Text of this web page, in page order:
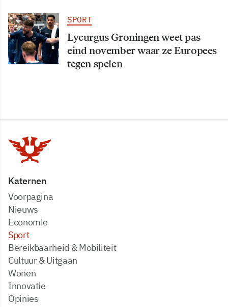
SPORT
Lycurgus Groningen weet pas
eind november waar ze Europees
tegen spelen
Katernen
Voorpagina
Nieuws
Economie
Sport
Bereikbaarheid & Mobiliteit
Cultuur & Uitgaan
Wonen
Innovatie
Opinies